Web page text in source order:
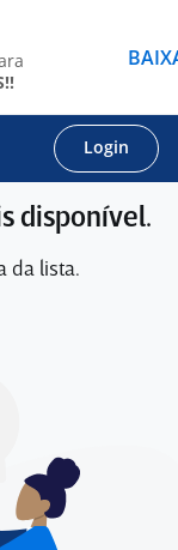
Login
disponível.
da lista.